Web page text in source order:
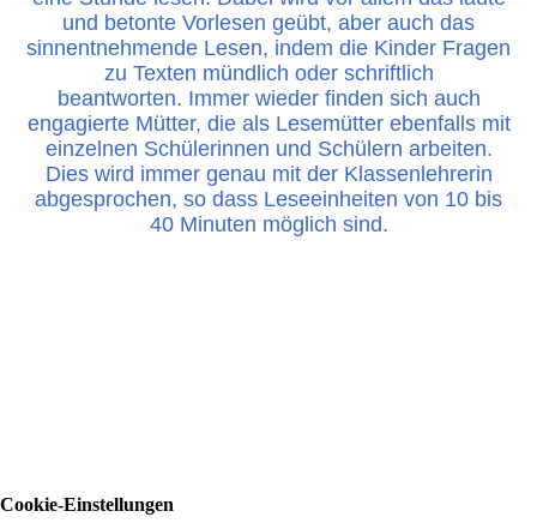
und betonte Vorlesen geübt, aber auch das
sinnentnehmende Lesen, indem die Kinder Fragen
zu Texten mündlich oder schriftlich
beantworten. Immer wieder finden sich auch
engagierte Mütter, die als Lesemütter ebenfalls mit
einzelnen Schülerinnen und Schülern arbeiten.
Dies wird immer genau mit der Klassenlehrerin
abgesprochen, so dass Leseeinheiten von 10 bis
40 Minuten möglich sind.
Cookie-Einstellungen